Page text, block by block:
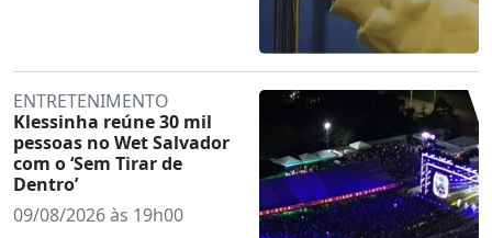
ENTRETENIMENTO
Klessinha reúne 30 mil
pessoas no Wet Salvador
com o ‘Sem Tirar de
Dentro’
09/08/2026 às 19h00